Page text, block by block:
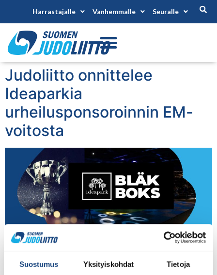
Suostumus Yksityiskohdat Tietoja
Harrastajalle Vanhemmalle Seuralle
Judoliitto onnittelee
Ideaparkia
urheilusponsoroinnin EM-
voitosta
Judoliiton avainkumppani Ideapark Lempäälä nappasi
Judoliitto onnittelee Ideapark Lempäälää Classic-